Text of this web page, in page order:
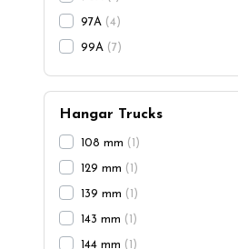
97A 4
99A 7
Hangar Trucks
108 mm
129 mm
139 mm
143 mm
144 mm